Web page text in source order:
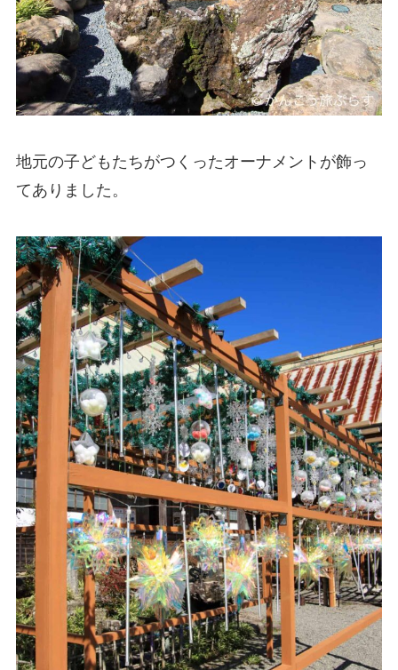
地元の子どもたちがつくったオーナメントが飾っ
てありました。